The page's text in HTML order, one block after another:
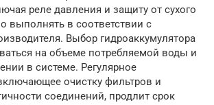
реле давления и защиту от сухого
выполнять в соответствии с
Выбор гидроаккумулятора
на объеме потребляемой воды и
в системе. Регулярное
очистку фильтров и
соединений, продлит срок